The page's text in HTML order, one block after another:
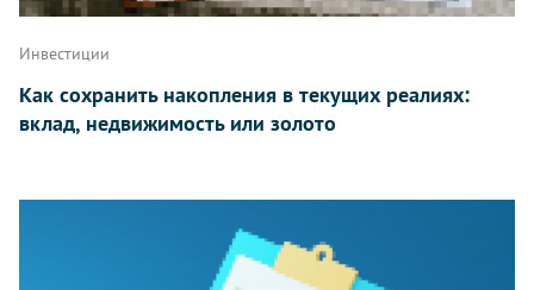
Инвестиции
Как сохранить накопления в текущих реалиях:
вклад, недвижимость или золото